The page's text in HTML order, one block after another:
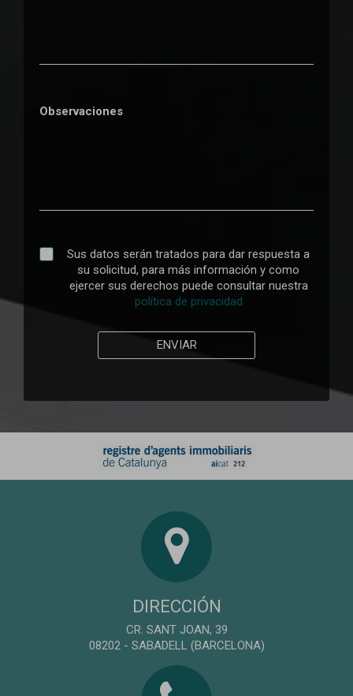
Observaciones
Sus datos serán tratados para dar respuesta a
su solicitud, para más información y como
ejercer sus derechos puede consultar nuestra
política de privacidad
ENVIAR
DIRECCIÓN
CR. SANT JOAN, 39
08202 - SABADELL (BARCELONA)